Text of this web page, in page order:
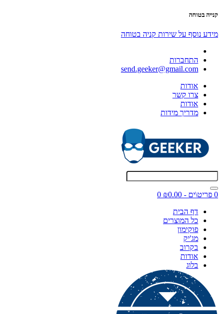
קנייה בטוחה
מידע נוסף על שירות קניה בטוחה
התחברות
send.geeker@gmail.com
אודות
צרו קשר
אודות
מדריך מידות
0 פריט\ים - ₪0.00
0
דף הבית
כל המוצרים
פוקימון
מג'יק
בקרוב
אודות
בלוג